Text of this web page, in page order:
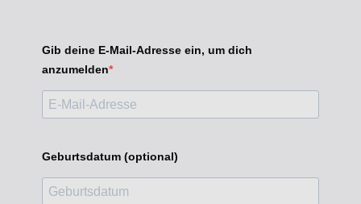
Gib deine E-Mail-Adresse ein, um dich
anzumelden
Geburtsdatum (optional)